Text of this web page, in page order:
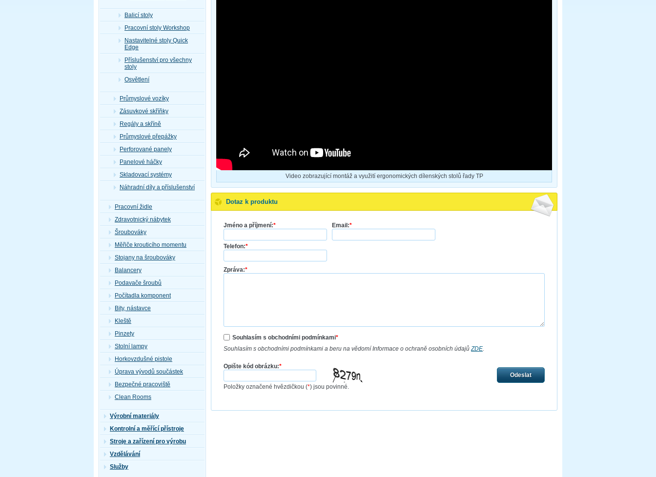
Video zobrazující montáž a využití ergonomických dílenských stolů řady TP
Dotaz k produktu
Jméno a příjmení:* Email:*
Telefon:*
Zpráva:*
Souhlasím s obchodními podmínkami*
Souhlasím s obchodními podmínkami a beru na vědomí Informace o ochraně osobních údajůZDE.
Opište kód obrázku:*
Položky označené hvězdičkou (*) jsou povinné.
Odeslat
Balicí stoly
Pracovní stoly Workshop
Nastavitelné stoly Quick
Edge
Příslušenství pro všechny
stoly
Osvětlení
Průmyslové vozíky
Zásuvkové skříňky
Regály a skříně
Průmyslové přepážky
Perforované panely
Panelové háčky
Skladovací systémy
Náhradní díly a příslušenství
Pracovní židle
Zdravotnický nábytek
Šroubováky
Měřiče krouticího momentu
Stojany na šroubováky
Balancery
Podavače šroubů
Počítadla komponent
Bity, nástavce
Kleště
Pinzety
Stolní lampy
Horkovzdušné pistole
Úprava vývodů součástek
Bezpečné pracoviště
Clean Rooms
Výrobní materiály
Kontrolní a měřící přístroje
Stroje a zařízení pro výrobu
Vzdělávání
Služby